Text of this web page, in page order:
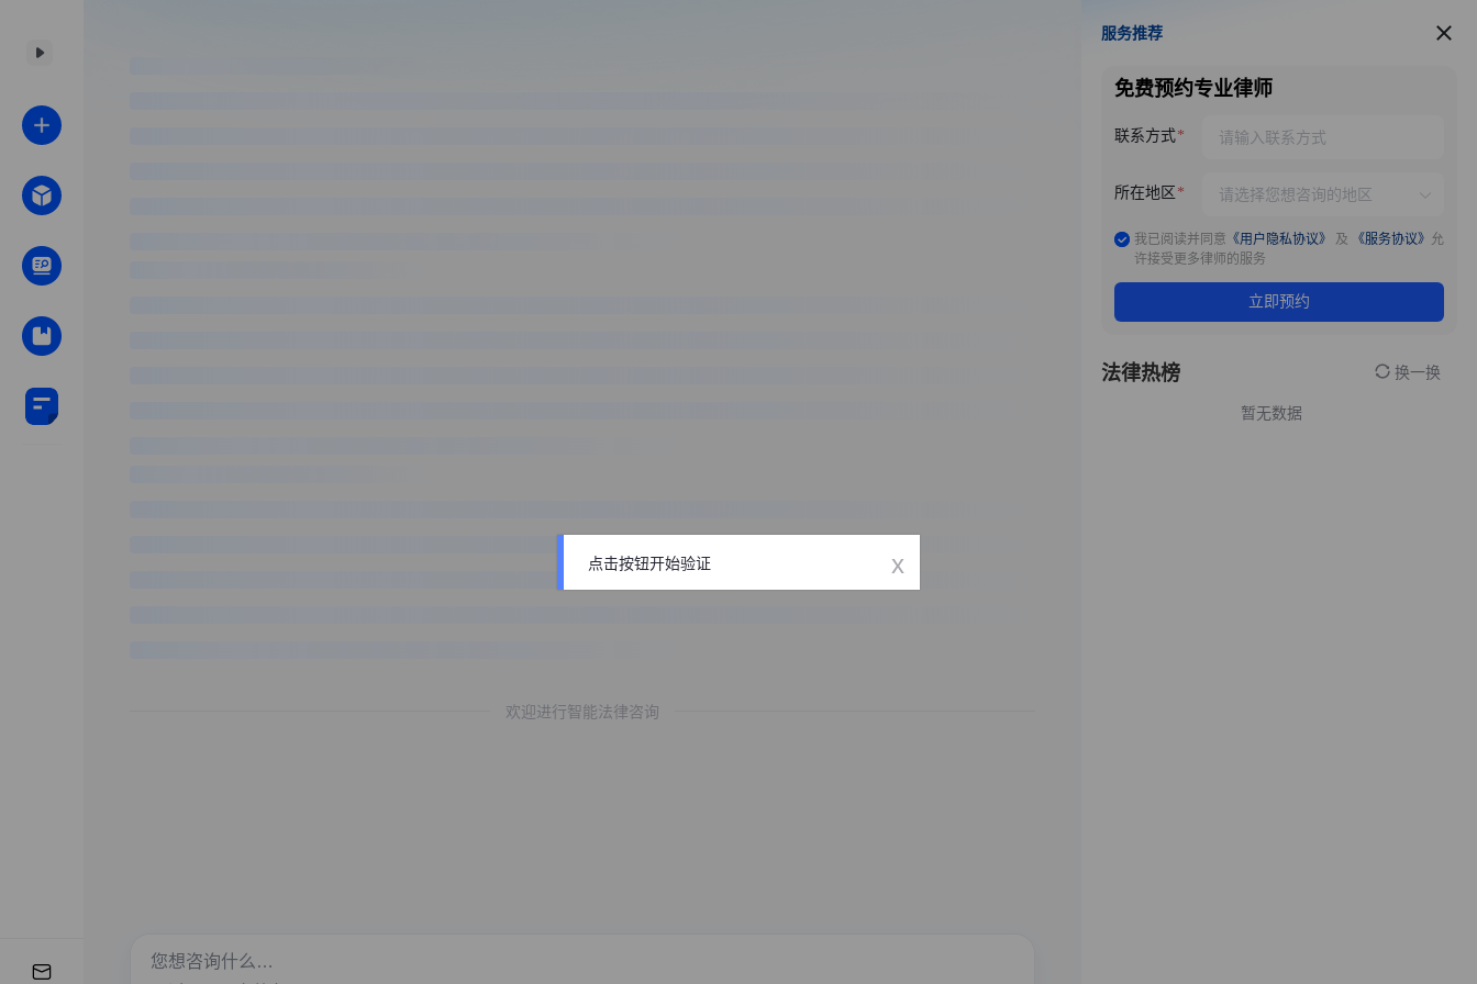
欢迎进行智能法律咨询
服务推荐
服务推荐
免费预约专业律师
联系方式
所在地区
我已阅读并同意 《用户隐私协议》 及 《服务协议》 允
许接受更多律师的服务
立即预约
法律热榜 换一换
暂无数据
点击按钮开始验证 x